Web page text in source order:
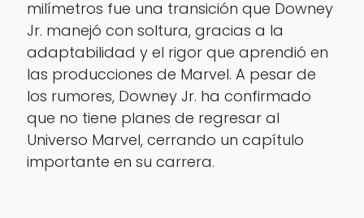
milímetros fue una transición que Downey
Jr. manejó con soltura, gracias a la
adaptabilidad y el rigor que aprendió en
las producciones de Marvel. A pesar de
los rumores, Downey Jr. ha confirmado
que no tiene planes de regresar al
Universo Marvel, cerrando un capítulo
importante en su carrera.